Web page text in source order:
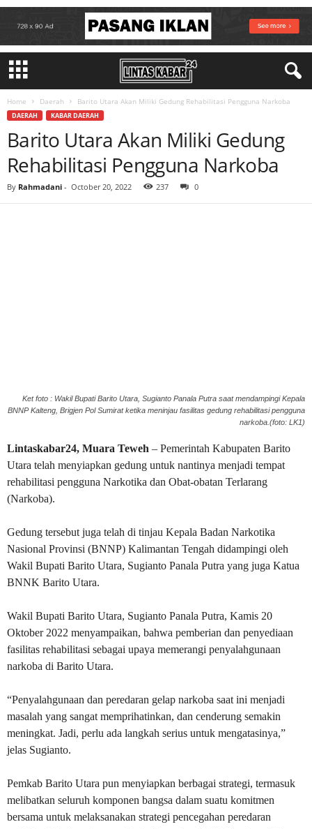
Home Daerah Barito Utara Akan Miliki Gedung Rehabilitasi Pengguna Narkoba
DAERAH KABAR DAERAH
Barito Utara Akan Miliki Gedung
Rehabilitasi Pengguna Narkoba
By Rahmadani - October 20, 2022 237 0
Ket foto : Wakil Bupati Barito Utara, Sugianto Panala Putra saat mendampingi Kepala
BNNP Kalteng, Brigjen Pol Sumirat ketika meninjau fasilitas gedung rehabilitasi pengguna
narkoba.(foto: LK1)
Lintaskabar24, Muara Teweh – Pemerintah Kabupaten Barito
Utara telah menyiapkan gedung untuk nantinya menjadi tempat
rehabilitasi pengguna Narkotika dan Obat-obatan Terlarang
(Narkoba).
Gedung tersebut juga telah di tinjau Kepala Badan Narkotika
Nasional Provinsi (BNNP) Kalimantan Tengah didampingi oleh
Wakil Bupati Barito Utara, Sugianto Panala Putra yang juga Katua
BNNK Barito Utara.
Wakil Bupati Barito Utara, Sugianto Panala Putra, Kamis 20
Oktober 2022 menyampaikan, bahwa pemberian dan penyediaan
fasilitas rehabilitasi sebagai upaya memerangi penyalahgunaan
narkoba di Barito Utara.
“Penyalahgunaan dan peredaran gelap narkoba saat ini menjadi
masalah yang sangat memprihatinkan, dan cenderung semakin
meningkat. Jadi, perlu ada langkah serius untuk mengatasinya,”
jelas Sugianto.
Pemkab Barito Utara pun menyiapkan berbagai strategi, termasuk
melibatkan seluruh komponen bangsa dalam suatu komitmen
bersama untuk melaksanakan strategi pencegahan peredaran